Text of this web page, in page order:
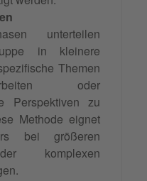
unterteilen
in kleinere
Themen
oder
Perspektiven zu
Methode eignet
bei größeren
komplexen